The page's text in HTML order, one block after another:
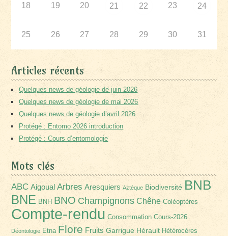
18 19 20 21 22 23 24
25 26 27 28 29 30 31
Articles récents
Quelques news de géologie de juin 2026
Quelques news de géologie de mai 2026
Quelques news de géologie d’avril 2026
Protégé : Entomo 2026 introduction
Protégé : Cours d’entomologie
Mots clés
ABC Aigoual Arbres Aresquiers Aztèque Biodiversité BNB
BNE BNH BNO Champignons Chêne Coléoptères
Compte-rendu Consommation Cours-2026
Déontologie Etna Flore Fruits Garrigue Hérault Hétérocères